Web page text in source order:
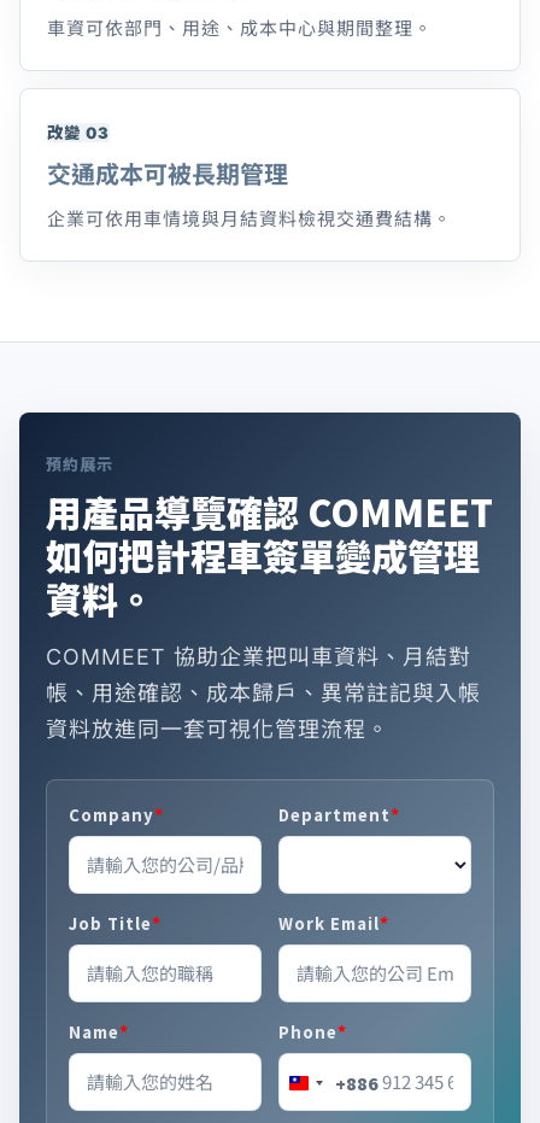
車資可依部門、用途、成本中心與期間整理。
改變 03
交通成本可被長期管理
企業可依用車情境與月結資料檢視交通費結構。
預約展示
用產品導覽確認 COMMEET
如何把計程車簽單變成管理
資料。
COMMEET 協助企業把叫車資料、月結對
帳、用途確認、成本歸戶、異常註記與入帳
資料放進同一套可視化管理流程。
Company* Department*
Job Title* Work Email*
Name* Phone*
Taiwan +886
+886